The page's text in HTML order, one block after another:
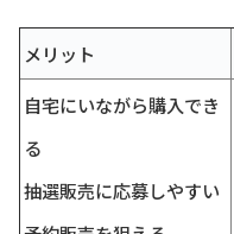
メリット
自宅にいながら購入でき
る
抽選販売に応募しやすい